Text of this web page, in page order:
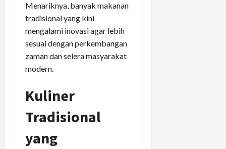
Menariknya, banyak makanan
tradisional yang kini
mengalami inovasi agar lebih
sesuai dengan perkembangan
zaman dan selera masyarakat
modern.
Kuliner
Tradisional
yang